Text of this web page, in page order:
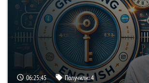
06:25:44 Получили:4